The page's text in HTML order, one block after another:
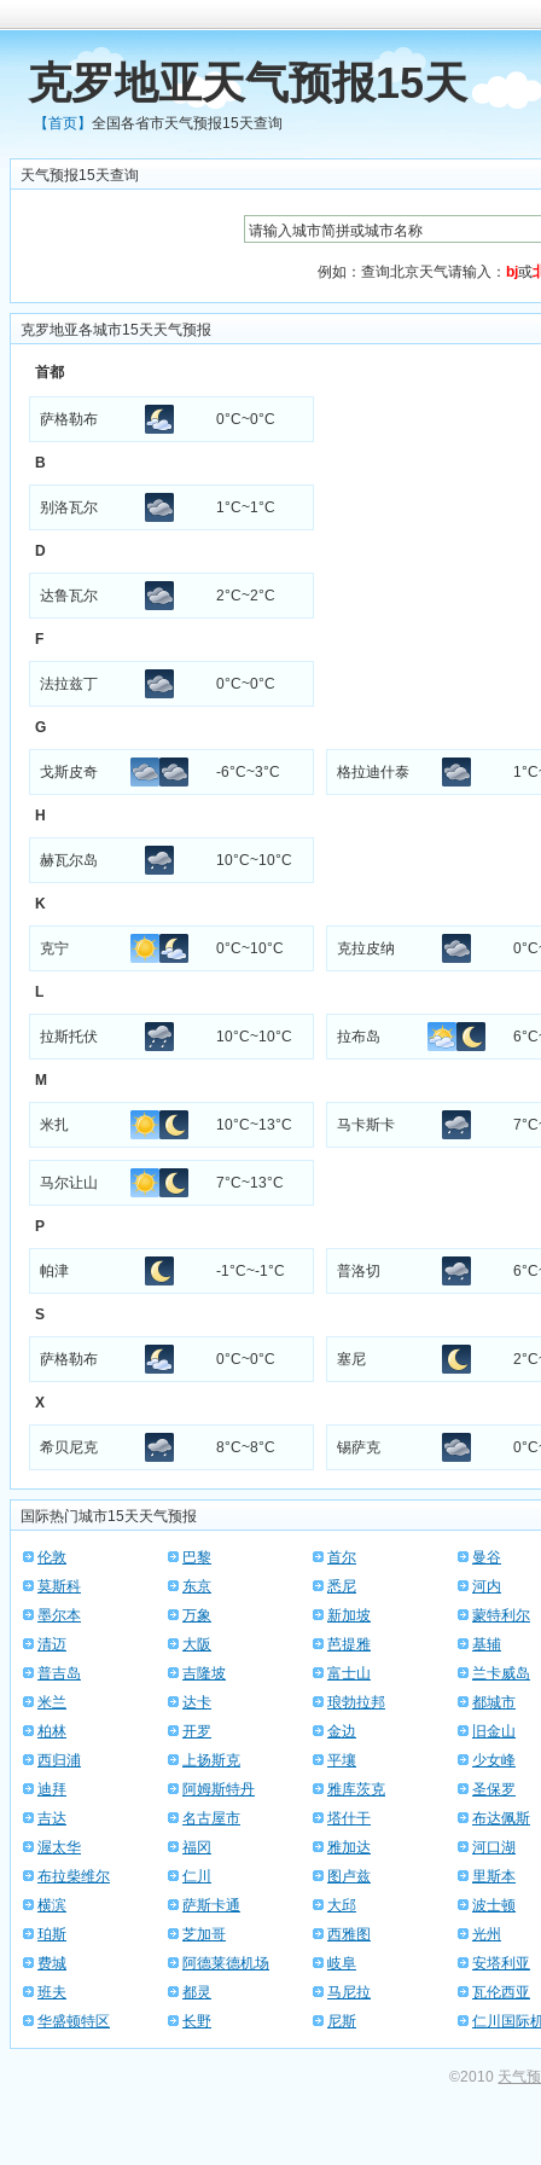
克罗地亚天气预报15天
【首页】全国各省市天气预报15天查询
天气预报15天查询
例如：查询北京天气请输入： bj或
克罗地亚各城市15天天气预报
首都
萨格勒布 0°C~0°C
B
别洛瓦尔 1°C~1°C
D
达鲁瓦尔 2°C~2°C
F
法拉兹丁 0°C~0°C
G
戈斯皮奇 -6°C~3°C 格拉迪什泰
H
赫瓦尔岛 10°C~10°C
K
克宁 0°C~10°C 克拉皮纳
L
拉斯托伏 10°C~10°C 拉布岛
M
米扎 10°C~13°C 马卡斯卡
马尔让山 7°C~13°C
P
帕津 -1°C~-1°C 普洛切
S
萨格勒布 0°C~0°C 塞尼
X
希贝尼克 8°C~8°C 锡萨克
国际热门城市15天天气预报
伦敦 巴黎 首尔
曼谷
莫斯科
东京 悉尼
河内
墨尔本
万象 新加坡
蒙特利尔
清迈
大阪 芭提雅
基辅
普吉岛
吉隆坡 富士山
兰卡威岛
米兰
达卡 琅勃拉邦
都城市
柏林
开罗 金边
旧金山
西归浦
上扬斯克 平壤
少女峰
迪拜
阿姆斯特丹 雅库茨克
圣保罗
吉达
名古屋市 塔什干
布达佩斯
渥太华
福冈 雅加达
河口湖
布拉柴维尔
仁川 图卢兹
里斯本
横滨
萨斯卡通 大邱
波士顿
珀斯
芝加哥 西雅图
光州
费城
阿德莱德机场 岐阜
安塔利亚
班夫
都灵 马尼拉
瓦伦西亚
华盛顿特区
长野 尼斯 仁川国际
©2010 天气